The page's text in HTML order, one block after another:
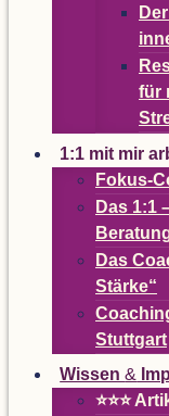
für
1:1 mit mir
Fokus-
Das 1:1
Das
Stärke“
Stuttgart
Wis­sen&
⭐⭐⭐